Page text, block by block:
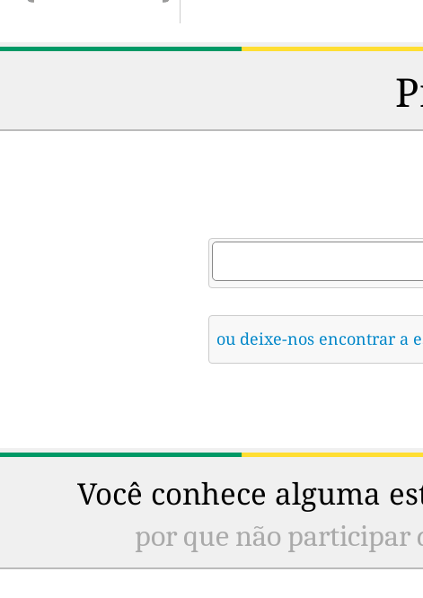
ou deixe-nos encontrar a
Você conhece alguma
por que não participar